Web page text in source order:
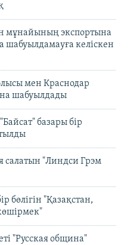
мұнайының экспортына
келіскен
мен Краснодар
шабуылдады
базары бір
салатын "Линдси Грэм
бөлігін "Қазақстан,
"Русская община"